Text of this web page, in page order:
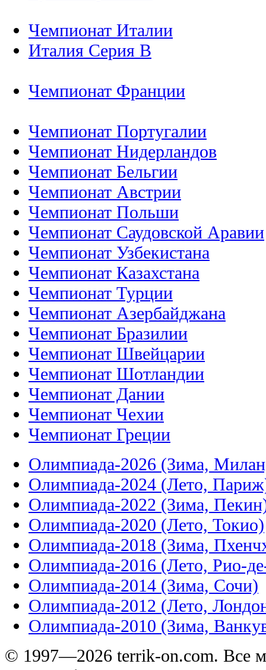
Чемпионат Италии
Италия Серия B
Чемпионат Франции
Чемпионат Португалии
Чемпионат Нидерландов
Чемпионат Бельгии
Чемпионат Австрии
Чемпионат Польши
Чемпионат Саудовской Аравии
Чемпионат Узбекистана
Чемпионат Казахстана
Чемпионат Турции
Чемпионат Азербайджана
Чемпионат Бразилии
Чемпионат Швейцарии
Чемпионат Шотландии
Чемпионат Дании
Чемпионат Чехии
Чемпионат Греции
Олимпиада-2026 (Зима,
Олимпиада-2024 (Лето,
Олимпиада-2022 (Зима,
Олимпиада-2020 (Лето, Токио)
Олимпиада-2018 (Зима,
Олимпиада-2016 (Лето, Рио-
Олимпиада-2014 (Зима, Сочи)
Олимпиада-2012 (Лето,
Олимпиада-2010 (Зима,
© 1997—2026 terrik-on.com. Все